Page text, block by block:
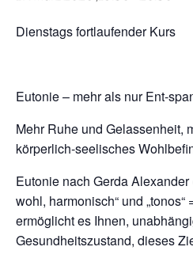
Dienstags fortlaufender Kurs
Eutonie – mehr als nur Ent-
Mehr Ruhe und Gelassenheit,
körperlich-seelisches
Eutonie nach Gerda Alexander
wohl, harmonisch“ und „tonos“
ermöglicht es Ihnen,
Gesundheitszustand, dieses